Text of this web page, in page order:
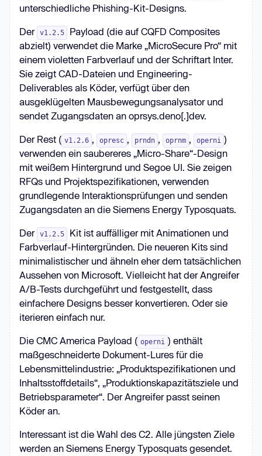
unterschiedliche Phishing-Kit-Designs.
Der v1.2.5
Payload (die auf CQFD Composites
abzielt) verwendet die Marke „MicroSecure Pro“ mit
einem violetten Farbverlauf und der Schriftart Inter.
Sie zeigt CAD-Dateien und Engineering-
Deliverables als Köder, verfügt über den
ausgeklügelten Mausbewegungsanalysator und
sendet Zugangsdaten an oprsys.deno[.]dev.
Der Rest ( v1.2.6 , opresc , prndn , oprnm , operni )
verwenden ein saubereres „Micro-Share“-Design
mit weißem Hintergrund und Segoe UI. Sie zeigen
RFQs und Projektspezifikationen, verwenden
grundlegende Interaktionsprüfungen und senden
Zugangsdaten an die Siemens Energy Typosquats.
Der v1.2.5
Kit ist auffälliger mit Animationen und
Farbverlauf-Hintergründen. Die neueren Kits sind
minimalistischer und ähneln eher dem tatsächlichen
Aussehen von Microsoft. Vielleicht hat der Angreifer
A/B-Tests durchgeführt und festgestellt, dass
einfachere Designs besser konvertieren. Oder sie
iterieren einfach nur.
Die CMC America Payload ( operni ) enthält
maßgeschneiderte Dokument-Lures für die
Lebensmittelindustrie: „Produktspezifikationen und
Inhaltsstoffdetails“, „Produktionskapazitätsziele und
Betriebsparameter“. Der Angreifer passt seinen
Köder an.
Interessant ist die Wahl des C2. Alle jüngsten Ziele
werden an Siemens Energy Typosquats gesendet.